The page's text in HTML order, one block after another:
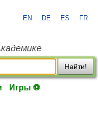
EN DE ES FR
Найти!
Игры ⚽